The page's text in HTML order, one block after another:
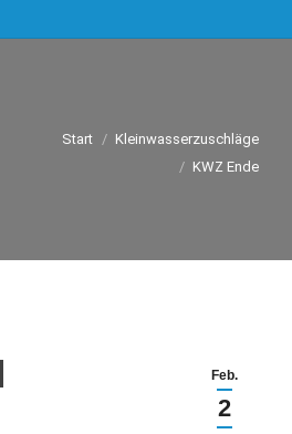
Sie befinden sich hier:
Start
Kleinwasserzuschläge
KWZ Ende
Feb.
2